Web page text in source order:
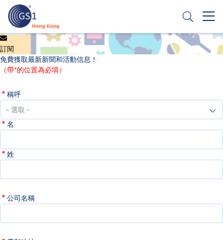
內
容
Header
Top
Second
Menu
申請條碼
訂閱
免費獲取最新新聞和活動信息！
（帶*的位置為必填）
稱呼
名
姓
公司名稱